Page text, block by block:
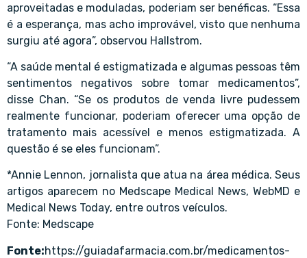
aproveitadas e moduladas, poderiam ser benéficas. “Essa
é a esperança, mas acho improvável, visto que nenhuma
surgiu até agora”, observou Hallstrom.
“A saúde mental é estigmatizada e algumas pessoas têm
sentimentos negativos sobre tomar medicamentos”,
disse Chan. “Se os produtos de venda livre pudessem
realmente funcionar, poderiam oferecer uma opção de
tratamento mais acessível e menos estigmatizada. A
questão é se eles funcionam”.
*Annie Lennon, jornalista que atua na área médica. Seus
artigos aparecem no Medscape Medical News, WebMD e
Medical News Today, entre outros veículos.
Fonte: Medscape
Fonte:https://guiadafarmacia.com.br/medicamentos-